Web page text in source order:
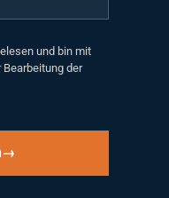
und bin mit
Bearbeitung der